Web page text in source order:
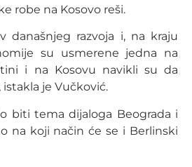
robe na Kosovo reši.
današnjeg razvoja i, na kraju
su usmerene jedna na
i na Kosovu navikli su da
je Vučković.
biti tema dijaloga Beograda i
na koji način će se i Berlinski